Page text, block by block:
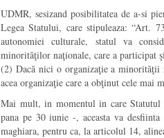
UDMR, sesizand posibilitatea de a-si
Legea Statului, care stipuleaza: “Art.
autonomiei culturale, statul va
minorităţilor naţionale, care a participat
(2) Dacă nici o organizaţie a minorităţii
acea organizaţie care a obţinut cele mai
Mai mult, in momentul in care Statutul
pana pe 30 iunie -, aceasta va
maghiara, pentru ca, la articolul 14,